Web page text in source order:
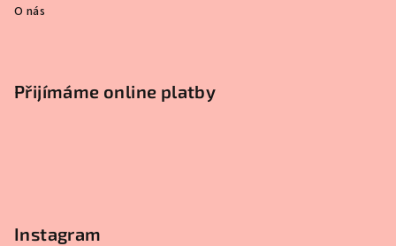
O nás
Přijímáme online platby
Instagram